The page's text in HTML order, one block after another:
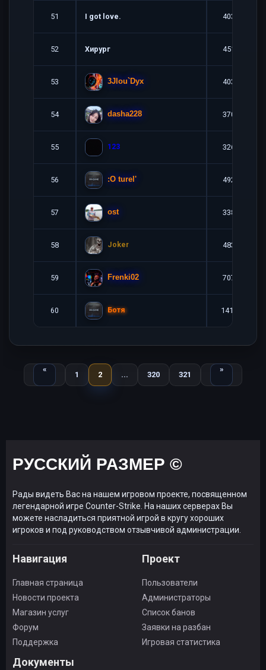
51 I got love. 4031
52 Хирург 4511
53 3Jlou`Dyx 4037
54 dasha228 3709
55 123 3265
56 :O turel' 4929
57 ost 3381
58 Joker 4831
59 Frenki02 7074
60 Ботя 14132
«
Назад
1 2 ... 320 321
»
Вперед
РУССКИЙ РАЗМЕР ©
Рады видеть Вас на нашем игровом проекте, посвященном
легендарной игре Counter-Strike. На наших серверах Вы
можете насладиться приятной игрой в кругу хороших
игроков и под руководством отзывчивой администрации.
Навигация
Главная страница
Новости проекта
Магазин услуг
Форум
Поддержка
Проект
Пользователи
Администраторы
Список банов
Заявки на разбан
Игровая статистика
Документы